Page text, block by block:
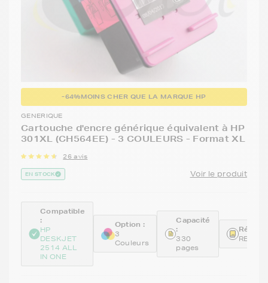
-64%MOINS CHER QUE LA MARQUE HP
GENERIQUE
Cartouche d'encre générique équivalent à HP
301XL (CH564EE) - 3 COULEURS - Format XL
26 avis
EN STOCK Voir le produit
Compatible
:
HP
DESKJET
2514 ALL
IN ONE
Option :
3
Couleurs
Capacité
:
330
pages